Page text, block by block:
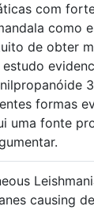
com
como
de obter
formas
uma fonte
causing